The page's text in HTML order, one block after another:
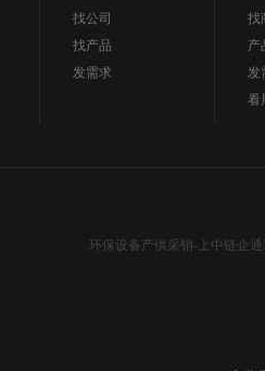
找公司
找产品
发需求
找
产
发
看
环保设备产供采销-上中链企通